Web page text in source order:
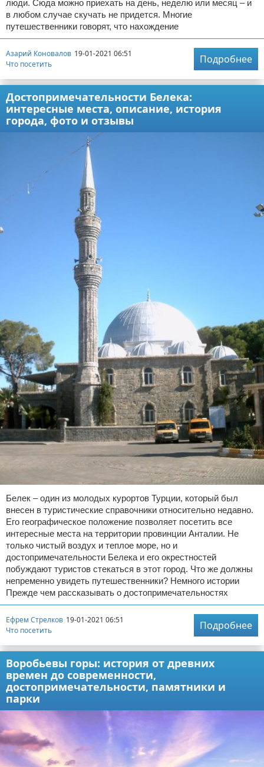
люди. Сюда можно приехать на день, неделю или месяц – и
в любом случае скучать не придется. Многие
путешественники говорят, что нахождение
Азарий Коновалов 19-01-2021 06:51
Что посетить
Подробнее
Достопримечательности Белека:
интересные места, описание, история
города, фото и отзывы
Белек – один из молодых курортов Турции, который был
внесен в туристические справочники относительно недавно.
Его географическое положение позволяет посетить все
интересные места на территории провинции Анталии. Не
только чистый воздух и теплое море, но и
достопримечательности Белека и его окрестностей
побуждают туристов стекаться в этот город. Что же должны
непременно увидеть путешественники? Немного истории
Прежде чем рассказывать о достопримечательностях
Ефрем Стрелков 19-01-2021 06:51
Что посетить
Подробнее
Воробьевы горы: история от древних
времен до современности,
достопримечательности, памятники и
парки